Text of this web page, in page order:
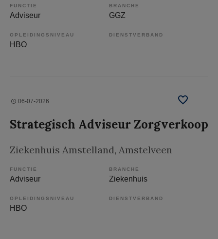
FUNCTIE
Adviseur
BRANCHE
GGZ
OPLEIDINGSNIVEAU
HBO
DIENSTVERBAND
06-07-2026
Strategisch Adviseur Zorgverkoop
Ziekenhuis Amstelland, Amstelveen
FUNCTIE
Adviseur
BRANCHE
Ziekenhuis
OPLEIDINGSNIVEAU
HBO
DIENSTVERBAND